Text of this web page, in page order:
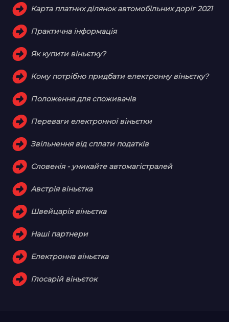
Карта платних ділянок автомобільних доріг 2021
Практична інформація
Як купити віньєтку?
Кому потрібно придбати електронну віньєтку?
Положення для споживачів
Переваги електронної віньєтки
Звільнення від сплати податків
Словенія - уникайте автомагістралей
Австрія віньєтка
Швейцарія віньєтка
Наші партнери
Електронна віньєтка
Глосарій віньєток